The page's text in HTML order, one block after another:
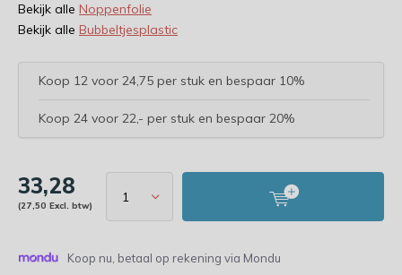
Bekijk alle Noppenfolie
Bekijk alle Bubbeltjesplastic
Koop 12 voor 24,75 per stuk en bespaar 10%
Koop 24 voor 22,- per stuk en bespaar 20%
33,28
(27,50 Excl. btw)
Koop nu, betaal op rekening via Mondu